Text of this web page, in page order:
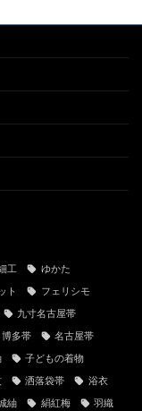
工 ゆかた
ト フェリシモ
九寸名古屋帯
博多帯 名古屋帯
子どもの着物
洒落袋帯 浴衣
紬 絹紅梅 羽織